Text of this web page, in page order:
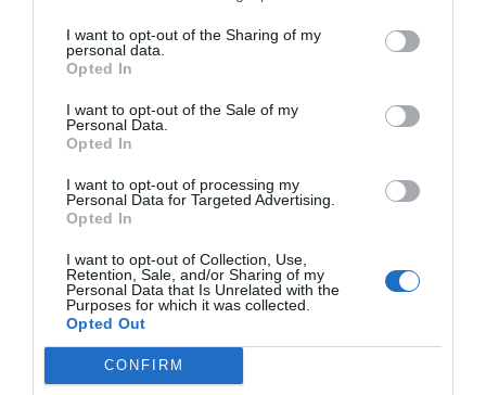
I want to opt-out of the Sharing of my
personal data.
Opted In
I want to opt-out of the Sale of my
Personal Data.
Opted In
I want to opt-out of processing my
Personal Data for Targeted Advertising.
Opted In
I want to opt-out of Collection, Use,
Retention, Sale, and/or Sharing of my
Personal Data that Is Unrelated with the
Purposes for which it was collected.
Opted Out
CONFIRM